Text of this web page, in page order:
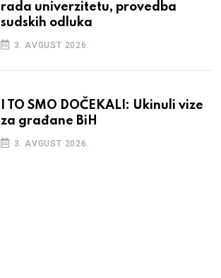
rada univerzitetu, provedba
sudskih odluka
3. AVGUST 2026.
I TO SMO DOČEKALI: Ukinuli vize
za građane BiH
3. AVGUST 2026.